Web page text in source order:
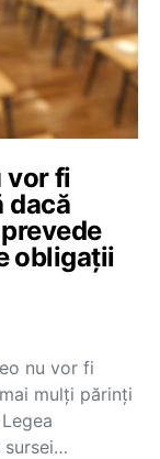
vor fi
dacă
obligații
nu vor fi
mulți părinți
sursei…